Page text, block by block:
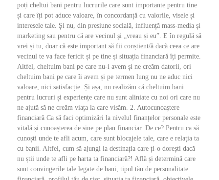
poți cheltui bani pentru lucrurile care sunt importante pentru tine
și care îți pot aduce valoare, în concordanță cu valorile, visele și
interesele tale. Și nu, din presiune socială, influență mass-media și
marketing sau pentru că are vecinul și „vreau și eu”. E în regulă să
vrei și tu, doar că este important să fii conștient/ă dacă ceea ce are
vecinul te va face fericit și pe tine și situația financiară îți permite.
Altfel, cheltuim bani pe care nu-i avem și ne creăm datorii, ori
cheltuim bani pe care îi avem și pe termen lung nu ne aduc nici
valoare, nici satisfacție. Și așa, nu realizăm că cheltuim bani
pentru lucruri și experiențe care nu sunt aliniate cu noi ori care nu
ne ajută să ne creăm viața la care visăm. 2. Autocunoaștere
financiară Ca să faci optimizări la nivelul finanțelor personale este
vitală și cunoașterea de sine pe plan financiar. De ce? Pentru ca să
cunoști unde te afli acum, care sunt blocajele tale, care e relația ta
cu banii. Altfel, cum să ajungi la destinația care ți-o dorești dacă
nu știi unde te afli pe harta ta financiară?! Află și determină care
sunt convingerile tale legate de bani, tipul tău de personalitate